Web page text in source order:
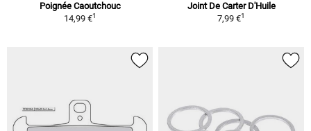
Poignée Caoutchouc
14,99 €1
Joint De Carter D'Huile
7,99 €1